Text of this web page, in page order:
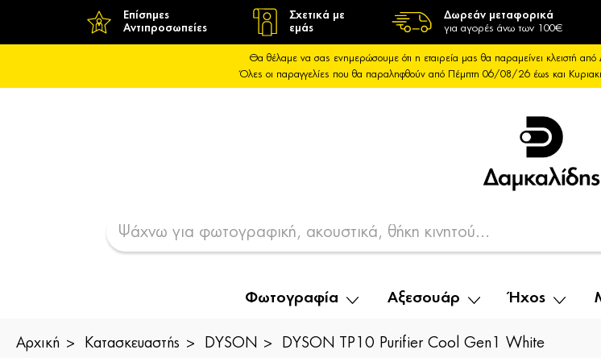
Επίσημες
Αντιπροσωπείες
Σχετικά με
εμάς
Δωρεάν μεταφορικά
για αγορές άνω των 100€
Θα θέλαμε να σας ενημερώσουμε ότι η εταιρεία μας θα παραμείνει
Όλες οι παραγγελίες που θα παραληφθούν από Πέμπτη 06/08/26 έως και
Φωτογραφία Αξεσουάρ Ήχος
Αρχική Κατασκευαστής DYSON DYSON TP10 Purifier Cool Gen1 White